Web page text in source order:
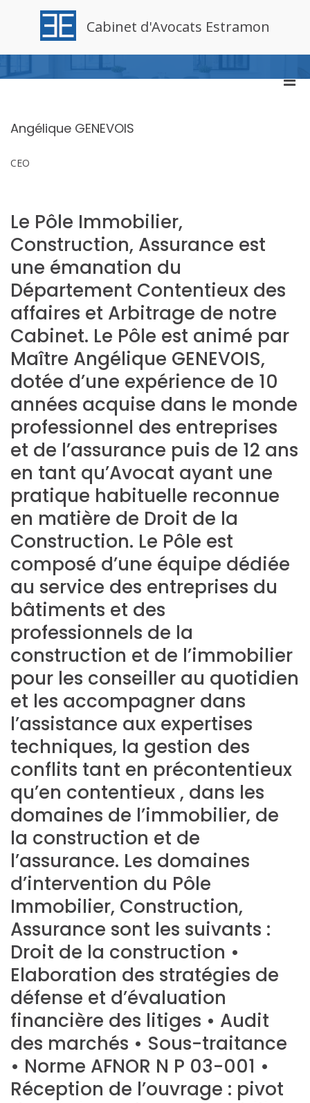
Cabinet d'Avocats Estramon
Angélique GENEVOIS
CEO
Le Pôle Immobilier,
Construction, Assurance est
une émanation du
Département Contentieux des
affaires et Arbitrage de notre
Cabinet. Le Pôle est animé par
Maître Angélique GENEVOIS,
dotée d’une expérience de 10
années acquise dans le monde
professionnel des entreprises
et de l’assurance puis de 12 ans
en tant qu’Avocat ayant une
pratique habituelle reconnue
en matière de Droit de la
Construction. Le Pôle est
composé d’une équipe dédiée
au service des entreprises du
bâtiments et des
professionnels de la
construction et de l’immobilier
pour les conseiller au quotidien
et les accompagner dans
l’assistance aux expertises
techniques, la gestion des
conflits tant en précontentieux
qu’en contentieux , dans les
domaines de l’immobilier, de
la construction et de
l’assurance. Les domaines
d’intervention du Pôle
Immobilier, Construction,
Assurance sont les suivants :
Droit de la construction •
Elaboration des stratégies de
défense et d’évaluation
financière des litiges • Audit
des marchés • Sous-traitance
• Norme AFNOR N P 03-001 •
Réception de l’ouvrage : pivot